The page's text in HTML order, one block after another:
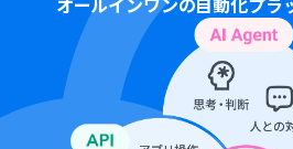
ンの場合は設定しているフロー
はエラーとなりますので、ご注
パーソナルプランなどの有料
イアルを行うことが可能です。
対象のアプリや機能（オペレー
ができます。詳しくは、料金プ
さい。